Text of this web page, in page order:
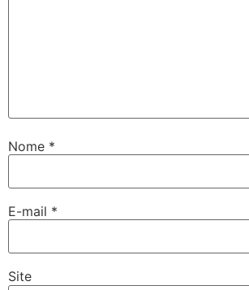
Nome *
E-mail *
Site